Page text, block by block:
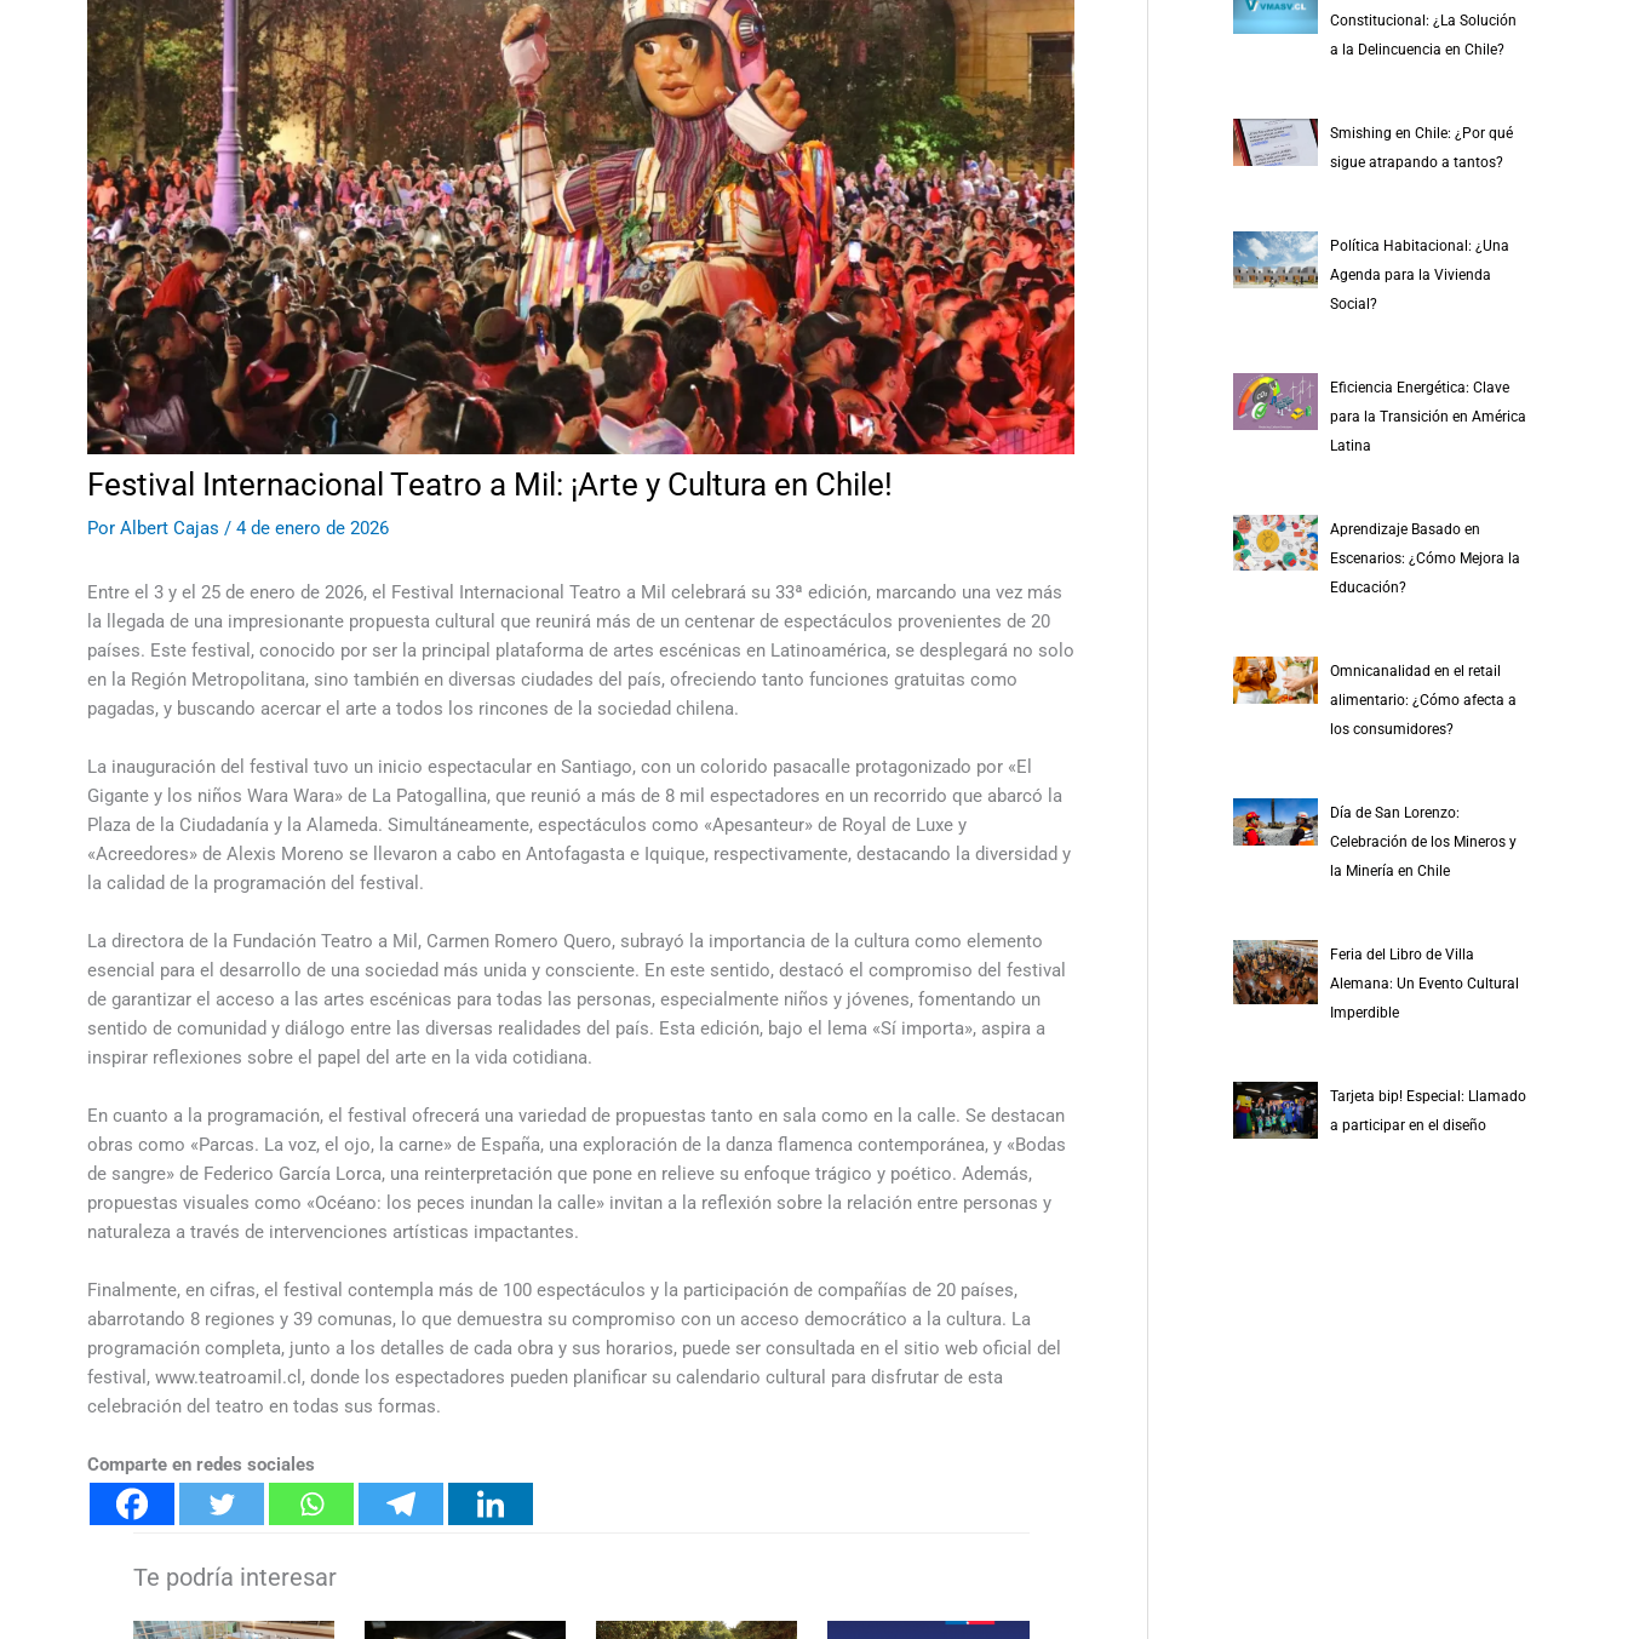
Festival Internacional Teatro a Mil: ¡Arte y Cultura en Chile!
Por Albert Cajas / 4 de enero de 2026
Entre el 3 y el 25 de enero de 2026, el Festival Internacional Teatro a Mil celebrará su 33ª edición, marcando una vez más
la llegada de una impresionante propuesta cultural que reunirá más de un centenar de espectáculos provenientes de 20
países. Este festival, conocido por ser la principal plataforma de artes escénicas en Latinoamérica, se desplegará no solo
en la Región Metropolitana, sino también en diversas ciudades del país, ofreciendo tanto funciones gratuitas como
pagadas, y buscando acercar el arte a todos los rincones de la sociedad chilena.
La inauguración del festival tuvo un inicio espectacular en Santiago, con un colorido pasacalle protagonizado por «El
Gigante y los niños Wara Wara» de La Patogallina, que reunió a más de 8 mil espectadores en un recorrido que abarcó la
Plaza de la Ciudadanía y la Alameda. Simultáneamente, espectáculos como «Apesanteur» de Royal de Luxe y
«Acreedores» de Alexis Moreno se llevaron a cabo en Antofagasta e Iquique, respectivamente, destacando la diversidad y
la calidad de la programación del festival.
La directora de la Fundación Teatro a Mil, Carmen Romero Quero, subrayó la importancia de la cultura como elemento
esencial para el desarrollo de una sociedad más unida y consciente. En este sentido, destacó el compromiso del festival
de garantizar el acceso a las artes escénicas para todas las personas, especialmente niños y jóvenes, fomentando un
sentido de comunidad y diálogo entre las diversas realidades del país. Esta edición, bajo el lema «Sí importa», aspira a
inspirar reflexiones sobre el papel del arte en la vida cotidiana.
En cuanto a la programación, el festival ofrecerá una variedad de propuestas tanto en sala como en la calle. Se destacan
obras como «Parcas. La voz, el ojo, la carne» de España, una exploración de la danza flamenca contemporánea, y «Bodas
de sangre» de Federico García Lorca, una reinterpretación que pone en relieve su enfoque trágico y poético. Además,
propuestas visuales como «Océano: los peces inundan la calle» invitan a la reflexión sobre la relación entre personas y
naturaleza a través de intervenciones artísticas impactantes.
Finalmente, en cifras, el festival contempla más de 100 espectáculos y la participación de compañías de 20 países,
abarrotando 8 regiones y 39 comunas, lo que demuestra su compromiso con un acceso democrático a la cultura. La
programación completa, junto a los detalles de cada obra y sus horarios, puede ser consultada en el sitio web oficial del
festival, www.teatroamil.cl, donde los espectadores pueden planificar su calendario cultural para disfrutar de esta
celebración del teatro en todas sus formas.
Comparte en redes sociales
Constitucional: ¿La Solución
a la Delincuencia en Chile?
Smishing en Chile: ¿Por qué
sigue atrapando a tantos?
Política Habitacional: ¿Una
Agenda para la Vivienda
Social?
Eficiencia Energética: Clave
para la Transición en América
Latina
Aprendizaje Basado en
Escenarios: ¿Cómo Mejora la
Educación?
Omnicanalidad en el retail
alimentario: ¿Cómo afecta a
los consumidores?
Día de San Lorenzo:
Celebración de los Mineros y
la Minería en Chile
Feria del Libro de Villa
Alemana: Un Evento Cultural
Imperdible
Tarjeta bip! Especial: Llamado
a participar en el diseño